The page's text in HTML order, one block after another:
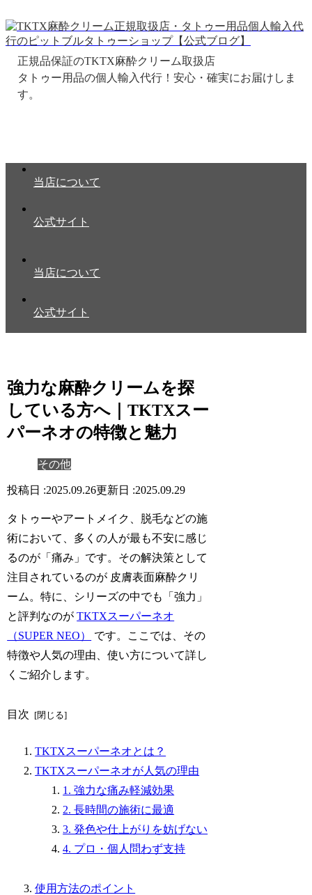
正規品保証のTKTX麻酔クリーム取扱店
当店について
公式サイト
当店について
公式サイト
強力な麻酔クリームを探
している方へ｜TKTXスー
パーネオの特徴と魅力
その他
2025.09.26 2025.09.29
タトゥーやアートメイク、脱毛などの施
術において、多くの人が最も不安に感じ
るのが「痛み 」です。その解決策として
注目されているのが 皮膚表面麻酔クリ
ーム。特に、シリーズの中でも「強力 」
と評判なのがTKTXスーパーネオ
（SUPER NEO）
です。ここでは、その
特徴や人気の理由、使い方について詳し
くご紹介します。
目次
TKTXスーパーネオとは？
TKTXスーパーネオが人気の理由
1. 強力な痛み軽減効果
2. 長時間の施術に最適
3. 発色や仕上がりを妨げない
4. プロ・個人問わず支持
使用方法のポイント